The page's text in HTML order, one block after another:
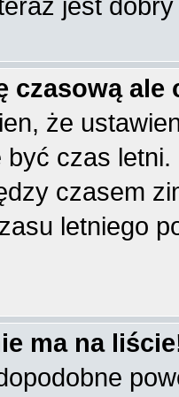
jest
czasową
że
być czas
czasem
letniego
ma na